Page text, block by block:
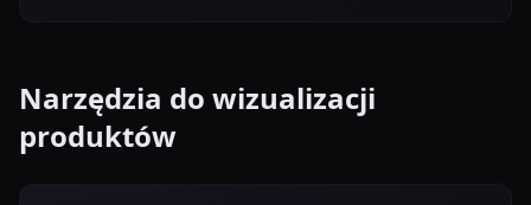
Narzędzia do wizualizacji
produktów